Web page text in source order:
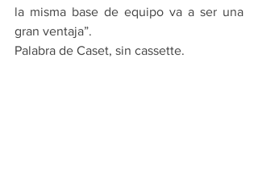
la misma base de equipo va a ser una
gran ventaja”.
Palabra de Caset, sin cassette.